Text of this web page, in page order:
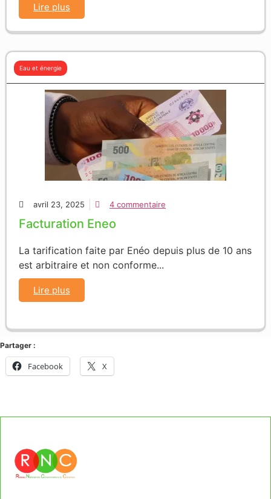
Lire plus
Eau et énergie
avril 23, 2025 4 commentaire
Facturation Eneo
La tarification faite par Enéo depuis plus de 10 ans
est arbitraire et non conforme...
Lire plus
Partager :
Facebook X